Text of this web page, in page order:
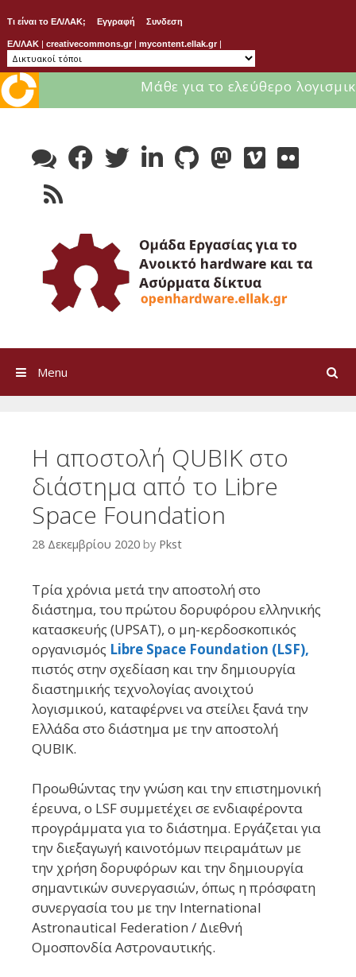
Τι είναι το ΕΛ/ΛΑΚ; Εγγραφή Συνδεση
ΕΛ/ΛΑΚ | creativecommons.gr | mycontent.ellak.gr |
Μάθε για το ελεύθερο
content
Search
Menu
Η αποστολή QUBIK στο
διάστημα από το Libre
Space Foundation
28 Δεκεμβρίου 2020 by Pkst
Τρία χρόνια μετά την αποστολή στο
διάστημα, του πρώτου δορυφόρου ελληνικής
κατασκευής (UPSAT), ο μη-κερδοσκοπικός
οργανισμός Libre Space Foundation (LSF),
πιστός στην σχεδίαση και την δημιουργία
διαστημικής τεχνολογίας ανοιχτού
λογισμικού, καταφέρνει να στείλει ξανά την
Ελλάδα στο διάστημα με την αποστολή
QUBIK.
Προωθώντας την γνώση και την επιστημονική
έρευνα, ο LSF συμμετέχει σε ενδιαφέροντα
προγράμματα για το διάστημα. Εργάζεται για
την διεξαγωγή καινοτόμων πειραμάτων με
την χρήση δορυφόρων και την δημιουργία
σημαντικών συνεργασιών, όπως η πρόσφατη
συνεργασία του με την International
Astronautical Federation / Διεθνή
Ομοσπονδία Αστροναυτικής.